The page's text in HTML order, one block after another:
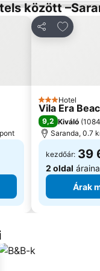
között
Megosztás
3 Kategória
Hotel
Vila Era
9,2 Kiváló (
Saranda, 0.7
kezdőár: 39
2 oldal
Árak